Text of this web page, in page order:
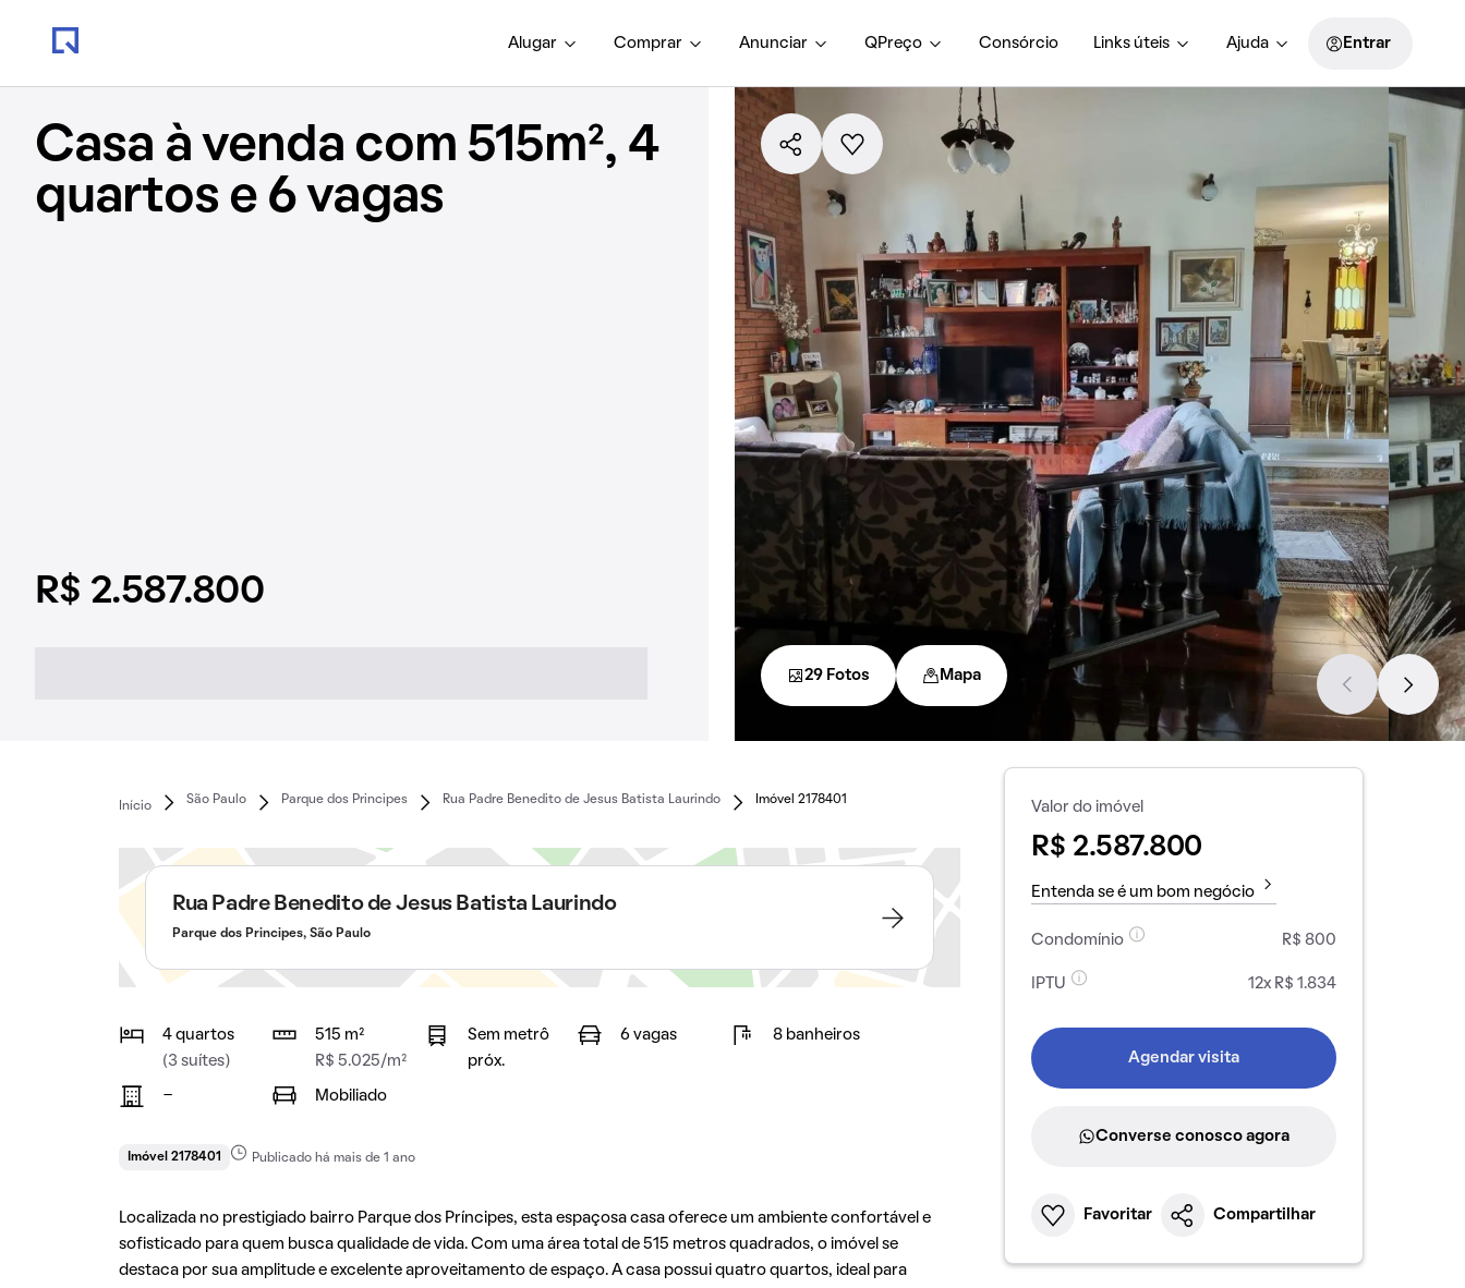
Alugar Comprar Anunciar QPreço Consórcio Links úteis Ajuda Entrar
Casa à venda com 515m², 4
quartos e 6 vagas
R$ 2.587.800
29 Fotos Mapa
Início
São Paulo Parque dos Principes Rua Padre Benedito de Jesus Batista Laurindo Imóvel 2178401
Rua Padre Benedito de Jesus Batista Laurindo
Parque dos Principes, São Paulo
4 quartos
(3 suítes)
515 m²
R$ 5.025/m²
Sem metrô
próx.
6 vagas 8 banheiros
- Mobiliado
Imóvel 2178401 Publicado há mais de 1 ano
Localizada no prestigiado bairro Parque dos Príncipes, esta espaçosa casa oferece um ambiente confortável e
sofisticado para quem busca qualidade de vida. Com uma área total de 515 metros quadrados, o imóvel se
destaca por sua amplitude e excelente aproveitamento de espaço. A casa possui quatro quartos, ideal para
Valor do imóvel
R$ 2.587.800
Entenda se é um bom negócio
Condomínio R$ 800
IPTU 12x R$ 1.834
Agendar visita
Converse conosco agora
Favoritar Compartilhar